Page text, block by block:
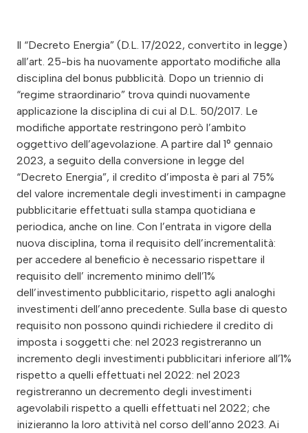
Il “Decreto Energia” (D.L. 17/2022, convertito in legge)
all’art. 25-bis ha nuovamente apportato modifiche alla
disciplina del bonus pubblicità. Dopo un triennio di
“regime straordinario” trova quindi nuovamente
applicazione la disciplina di cui al D.L. 50/2017. Le
modifiche apportate restringono però l’ambito
oggettivo dell’agevolazione. A partire dal 1° gennaio
2023, a seguito della conversione in legge del
“Decreto Energia”, il credito d’imposta è pari al 75%
del valore incrementale degli investimenti in campagne
pubblicitarie effettuati sulla stampa quotidiana e
periodica, anche on line. Con l’entrata in vigore della
nuova disciplina, torna il requisito dell’incrementalità:
per accedere al beneficio è necessario rispettare il
requisito dell’ incremento minimo dell’1%
dell’investimento pubblicitario, rispetto agli analoghi
investimenti dell’anno precedente. Sulla base di questo
requisito non possono quindi richiedere il credito di
imposta i soggetti che: nel 2023 registreranno un
incremento degli investimenti pubblicitari inferiore all’1%
rispetto a quelli effettuati nel 2022: nel 2023
registreranno un decremento degli investimenti
agevolabili rispetto a quelli effettuati nel 2022; che
inizieranno la loro attività nel corso dell’anno 2023. Ai